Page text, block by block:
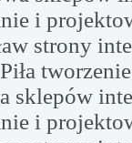
i
strony
sklepów
i